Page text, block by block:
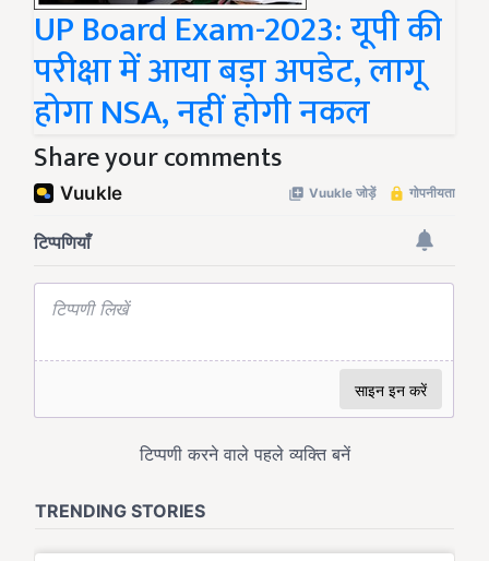
UP Board Exam-2023: यूपी की
परीक्षा में आया बड़ा अपडेट, लागू
होगा NSA, नहीं होगी नकल
Share your comments